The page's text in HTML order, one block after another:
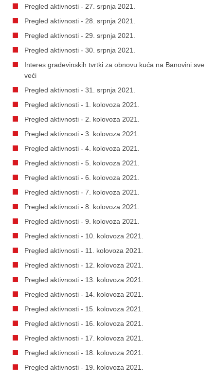
Pregled aktivnosti - 27. srpnja 2021.
Pregled aktivnosti - 28. srpnja 2021.
Pregled aktivnosti - 29. srpnja 2021.
Pregled aktivnosti - 30. srpnja 2021.
Interes građevinskih tvrtki za obnovu kuća na Banovini sve
veći
Pregled aktivnosti - 31. srpnja 2021.
Pregled aktivnosti - 1. kolovoza 2021.
Pregled aktivnosti - 2. kolovoza 2021.
Pregled aktivnosti - 3. kolovoza 2021.
Pregled aktivnosti - 4. kolovoza 2021.
Pregled aktivnosti - 5. kolovoza 2021.
Pregled aktivnosti - 6. kolovoza 2021.
Pregled aktivnosti - 7. kolovoza 2021.
Pregled aktivnosti - 8. kolovoza 2021.
Pregled aktivnosti - 9. kolovoza 2021.
Pregled aktivnosti - 10. kolovoza 2021.
Pregled aktivnosti - 11. kolovoza 2021.
Pregled aktivnosti - 12. kolovoza 2021.
Pregled aktivnosti - 13. kolovoza 2021.
Pregled aktivnosti - 14. kolovoza 2021.
Pregled aktivnosti - 15. kolovoza 2021.
Pregled aktivnosti - 16. kolovoza 2021.
Pregled aktivnosti - 17. kolovoza 2021.
Pregled aktivnosti - 18. kolovoza 2021.
Pregled aktivnosti - 19. kolovoza 2021.